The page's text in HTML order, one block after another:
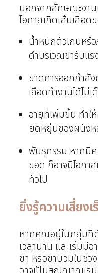
นอกจากลักษณะงา
โอกาสเกิดเส้นเลือด
น้ำหนักตัวเกินหรือ
ดำบริเวณขารับแ
ขาดการออกกำลัง
เลือดทำงานได้ไม่
อายุที่เพิ่มขึ้น ทำใ
ยืดหยุ่นของผนังห
พันธุกรรม หากมีค
ขอด ก็อาจมีโอกา
ทั่วไป
ยิ่งรู้ความเสี่ยง
หากคุณอยู่ในกลุ่มที่
เวลานาน และเริ่มมี
ขา หรือขาบวมในช่ว